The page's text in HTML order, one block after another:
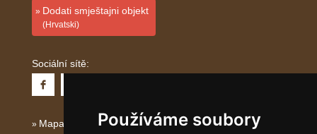
Používáme soubory
Dodati smještajni objekt
(Hrvatski)
Sociální sítě:
Mapa serveru Dalmácie